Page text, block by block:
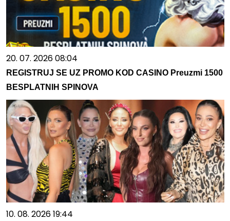
20. 07. 2026 08:04
REGISTRUJ SE UZ PROMO KOD CASINO Preuzmi 1500
BESPLATNIH SPINOVA
10. 08. 2026 19:44